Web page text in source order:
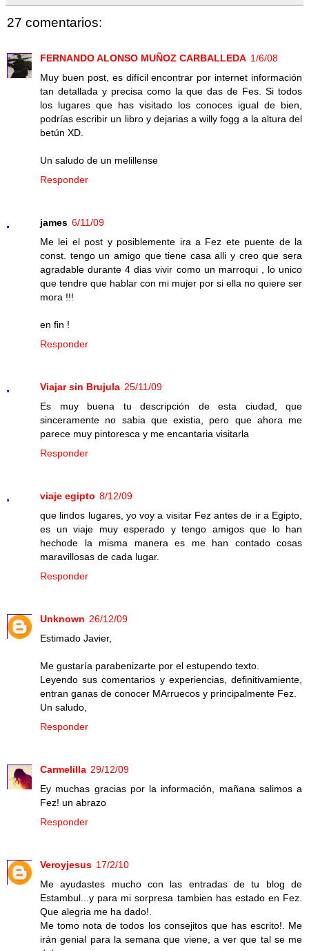
27 comentarios:
FERNANDO ALONSO MUÑOZ CARBALLEDA 1/6/08
Muy buen post, es difícil encontrar por internet información
tan detallada y precisa como la que das de Fes. Si todos
los lugares que has visitado los conoces igual de bien,
podrías escribir un libro y dejarias a willy fogg a la altura del
betún XD.
Un saludo de un melillense
Responder
james 6/11/09
Me lei el post y posiblemente ira a Fez ete puente de la
const. tengo un amigo que tiene casa alli y creo que sera
agradable durante 4 dias vivir como un marroqui , lo unico
que tendre que hablar con mi mujer por si ella no quiere ser
mora !!!
en fin !
Responder
Viajar sin Brujula 25/11/09
Es muy buena tu descripción de esta ciudad, que
sinceramente no sabia que existia, pero que ahora me
parece muy pintoresca y me encantaria visitarla
Responder
viaje egipto 8/12/09
que lindos lugares, yo voy a visitar Fez antes de ir a Egipto,
es un viaje muy esperado y tengo amigos que lo han
hechode la misma manera es me han contado cosas
maravillosas de cada lugar.
Responder
Unknown 26/12/09
Estimado Javier,
Me gustaría parabenizarte por el estupendo texto.
Leyendo sus comentarios y experiencias, definitivamiente,
entran ganas de conocer MArruecos y principalmente Fez.
Un saludo,
Responder
Carmelilla 29/12/09
Ey muchas gracias por la información, mañana salimos a
Fez! un abrazo
Responder
Veroyjesus 17/2/10
Me ayudastes mucho con las entradas de tu blog de
Estambul...y para mi sorpresa tambien has estado en Fez.
Que alegria me ha dado!.
Me tomo nota de todos los consejitos que has escrito!. Me
irán genial para la semana que viene, a ver que tal se me